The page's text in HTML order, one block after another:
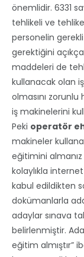
önemlidir. 6331
tehlikeli ve
personelin
gerektiğini
maddeleri de
kullanacak olan
olmasını
iş makinelerini
Peki operatör
makineler
eğitimini
kolaylıkla
kabul edildikten
dokümanlarla
adaylar sınava
belirlenmiştir.
eğitim almıştır”